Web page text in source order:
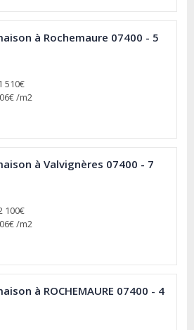
à Rochemaure 07400 - 5
510€
/m2
à Valvignères 07400 - 7
100€
/m2
à ROCHEMAURE 07400 - 4